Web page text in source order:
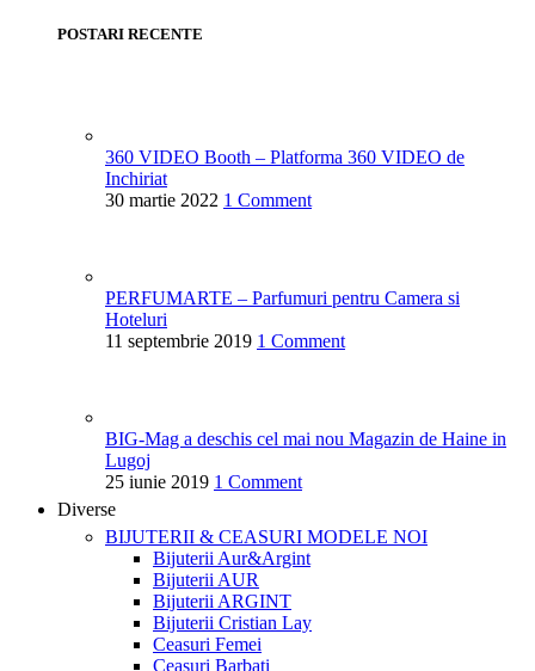
POSTARI RECENTE
360 VIDEO Booth – Platforma 360 VIDEO de
Inchiriat
30 martie 2022 1 Comment
PERFUMARTE – Parfumuri pentru Camera si
Hoteluri
11 septembrie 2019 1 Comment
BIG-Mag a deschis cel mai nou Magazin de Haine in
Lugoj
25 iunie 2019 1 Comment
Diverse
BIJUTERII & CEASURI MODELE NOI
Bijuterii Aur&Argint
Bijuterii AUR
Bijuterii ARGINT
Bijuterii Cristian Lay
Ceasuri Femei
Ceasuri Barbati